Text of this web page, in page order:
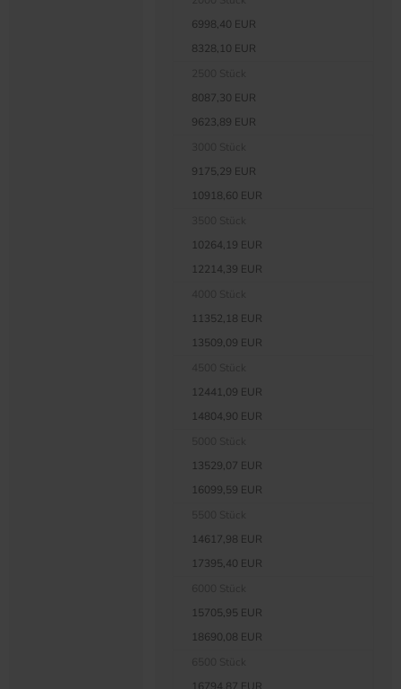
6998,40 EUR
8328,10 EUR
8087,30 EUR
9623,89 EUR
9175,29 EUR
10918,60 EUR
10264,19 EUR
12214,39 EUR
11352,18 EUR
13509,09 EUR
12441,09 EUR
14804,90 EUR
13529,07 EUR
16099,59 EUR
14617,98 EUR
17395,40 EUR
15705,95 EUR
18690,08 EUR